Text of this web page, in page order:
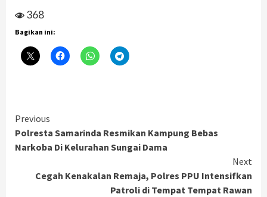
368
Bagikan ini:
Continue
Reading
Previous
Polresta Samarinda Resmikan Kampung Bebas
Narkoba Di Kelurahan Sungai Dama
Next
Cegah Kenakalan Remaja, Polres PPU Intensifkan
Patroli di Tempat Tempat Rawan